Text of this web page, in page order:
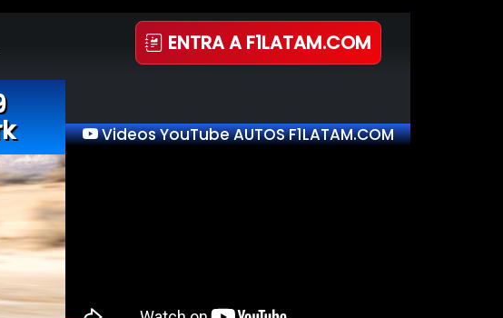
ENTRA A F1LATAM.COM
Videos YouTube AUTOS F1LATAM.COM